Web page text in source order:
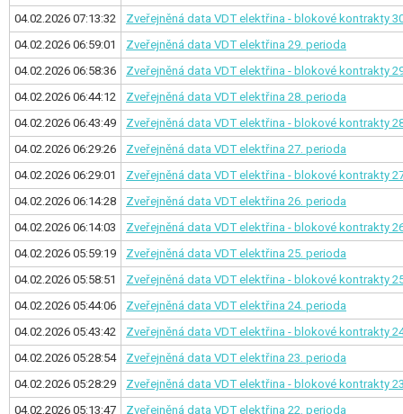
04.02.2026 07:13:32
Zveřejněná data VDT elektřina - blokové kontrakty
04.02.2026 06:59:01
Zveřejněná data VDT elektřina 29. perioda
04.02.2026 06:58:36
Zveřejněná data VDT elektřina - blokové kontrakty
04.02.2026 06:44:12
Zveřejněná data VDT elektřina 28. perioda
04.02.2026 06:43:49
Zveřejněná data VDT elektřina - blokové kontrakty
04.02.2026 06:29:26
Zveřejněná data VDT elektřina 27. perioda
04.02.2026 06:29:01
Zveřejněná data VDT elektřina - blokové kontrakty
04.02.2026 06:14:28
Zveřejněná data VDT elektřina 26. perioda
04.02.2026 06:14:03
Zveřejněná data VDT elektřina - blokové kontrakty
04.02.2026 05:59:19
Zveřejněná data VDT elektřina 25. perioda
04.02.2026 05:58:51
Zveřejněná data VDT elektřina - blokové kontrakty
04.02.2026 05:44:06
Zveřejněná data VDT elektřina 24. perioda
04.02.2026 05:43:42
Zveřejněná data VDT elektřina - blokové kontrakty
04.02.2026 05:28:54
Zveřejněná data VDT elektřina 23. perioda
04.02.2026 05:28:29
Zveřejněná data VDT elektřina - blokové kontrakty
04.02.2026 05:13:47
Zveřejněná data VDT elektřina 22. perioda